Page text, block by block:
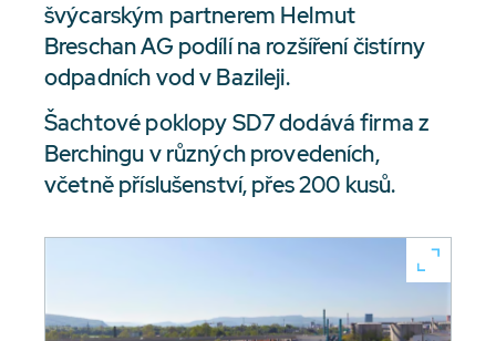
švýcarským partnerem Helmut
Breschan AG podílí na rozšíření čistírny
odpadních vod v Bazileji.
Šachtové poklopy SD7 dodává firma z
Berchingu v různých provedeních,
včetně příslušenství, přes 200 kusů.